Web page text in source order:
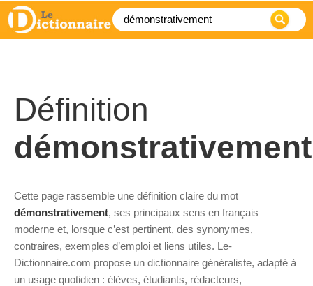
Définition
démonstrativement
Cette page rassemble une définition claire du mot
démonstrativement, ses principaux sens en français
moderne et, lorsque c’est pertinent, des synonymes,
contraires, exemples d’emploi et liens utiles. Le-
Dictionnaire.com propose un dictionnaire généraliste, adapté à
un usage quotidien : élèves, étudiants, rédacteurs,